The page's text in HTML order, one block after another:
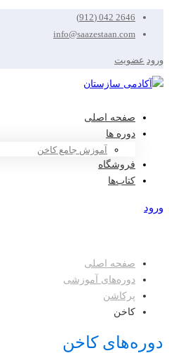
2646 042 (912)
info@saazestaan.com
ورود عضویت
صفحه اصلی
دوره ها
آموزش جامع کاخن
فروشگاه
کتاب‌ها
ورود
صفحه اصلی
دوره‌های آموزشی
پرکاشن
کاخن
دوره‌های کاخن